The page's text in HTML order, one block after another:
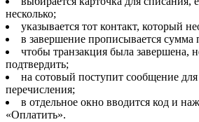
несколько;
указывается тот контакт, который
в завершение прописывается сумма
чтобы транзакция была завершена,
подтвердить;
на сотовый поступит сообщение
перечисления;
в отдельное окно вводится код и
«Оплатить».